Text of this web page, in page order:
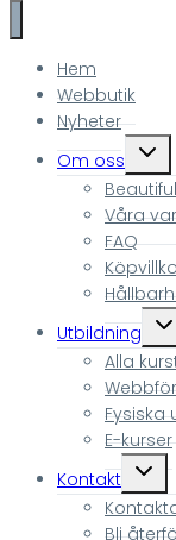
Hem
Webbutik
Nyheter
Om oss
Våra
FAQ
Utbildning
Alla
Fysiska
E-kurser
Kontakt child
Bli